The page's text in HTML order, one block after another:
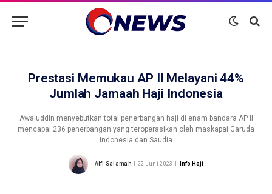
Prestasi Memukau AP II Melayani 44%
Jumlah Jamaah Haji Indonesia
Awaluddin menyebutkan total penerbangan haji di enam bandara AP II
mencapai 236 penerbangan yang teroperasikan oleh maskapai Garuda
Indonesia dan Saudia
Alfi Salamah 22 Juni 2023 Info Haji